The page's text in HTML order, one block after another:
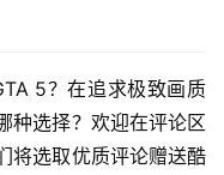
5？在追求极致画质
种选择？欢迎在评论区
将选取优质评论赠送酷